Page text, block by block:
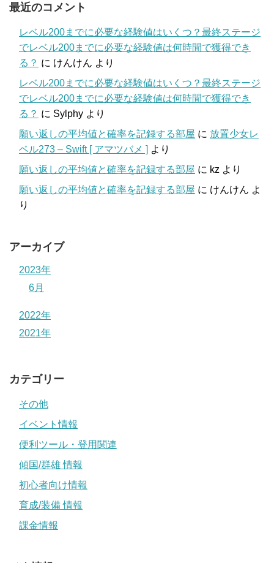
最近のコメント
レベル200までに必要な経験値はいくつ？最終ステージ
でレベル200までに必要な経験値は何時間で獲得でき
る？ に けんけん より
レベル200までに必要な経験値はいくつ？最終ステージ
でレベル200までに必要な経験値は何時間で獲得でき
る？ に Sylphy より
願い返しの平均値と確率を記録する部屋 に 放置少女レ
ベル273 – Swift [ アマツバメ ] より
願い返しの平均値と確率を記録する部屋 に kz より
願い返しの平均値と確率を記録する部屋 に けんけん よ
り
アーカイブ
2023年
6月
2022年
2021年
カテゴリー
その他
イベント情報
便利ツール・登用関連
傾国/群雄 情報
初心者向け情報
育成/装備 情報
課金情報